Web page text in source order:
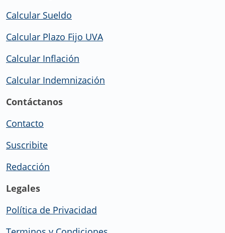
Calcular Sueldo
Calcular Plazo Fijo UVA
Calcular Inflación
Calcular Indemnización
Contáctanos
Contacto
Suscribite
Redacción
Legales
Política de Privacidad